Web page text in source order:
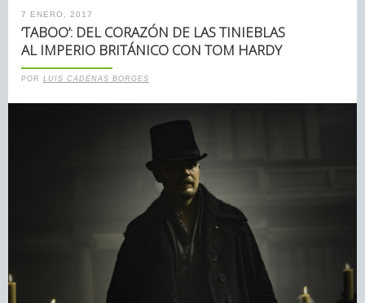
7 ENERO, 2017
‘TABOO’: DEL CORAZÓN DE LAS TINIEBLAS
AL IMPERIO BRITÁNICO CON TOM HARDY
POR LUIS CADENAS BORGES